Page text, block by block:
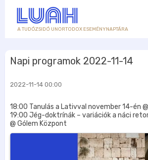
A TUDÓZSIDÓ UNORTODOX ESEMÉNYNAPTÁRA
Napi programok 2022-11-14
2022-11-14 00:00
18:00 Tanulás a Lativval november 14-én
19:00 Jég-doktrínák – variációk a náci
@ Gólem Központ